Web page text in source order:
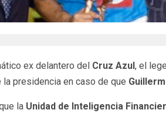
ex delantero del Cruz Azul , el
la presidencia en caso de que
la Unidad de Inteligencia